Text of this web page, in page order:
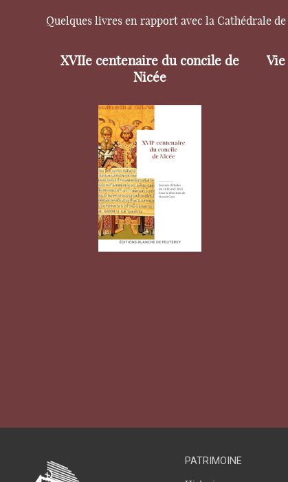
Quelques livres en rapport avec la Cathédrale
XVIIe centenaire du concile de
Nicée
Vie
PATRIMOINE